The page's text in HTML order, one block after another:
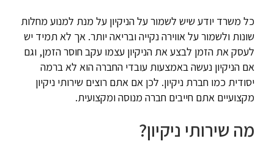
כל משרד יודע שיש לשמור על הניקיון על מנת למנוע מחלות
שונות ולשמור על אווירה נקייה ובריאה יותר. אך לא תמיד יש
לעסק את הזמן לבצע את הניקיון עצמו עקב חוסר הזמן, וגם
אם הניקיון נעשה באמצעות עובדי החברה הוא לא ברמה
יסודית כמו חברת ניקיון. לכן אם אתם רוצים שירותי ניקיון
מקצועיים אתם חייבים חברה מנוסה ומקצועית.
מה שירותי ניקיון?